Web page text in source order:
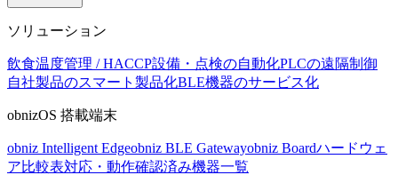
ソリューション
飲食温度管理 / HACCP設備・点検の自動化PLCの遠隔制御
自社製品のスマート製品化BLE機器のサービス化
obnizOS 搭載端末
obniz Intelligent Edgeobniz BLE Gatewayobniz Boardハードウェ
ア比較表対応・動作確認済み機器一覧